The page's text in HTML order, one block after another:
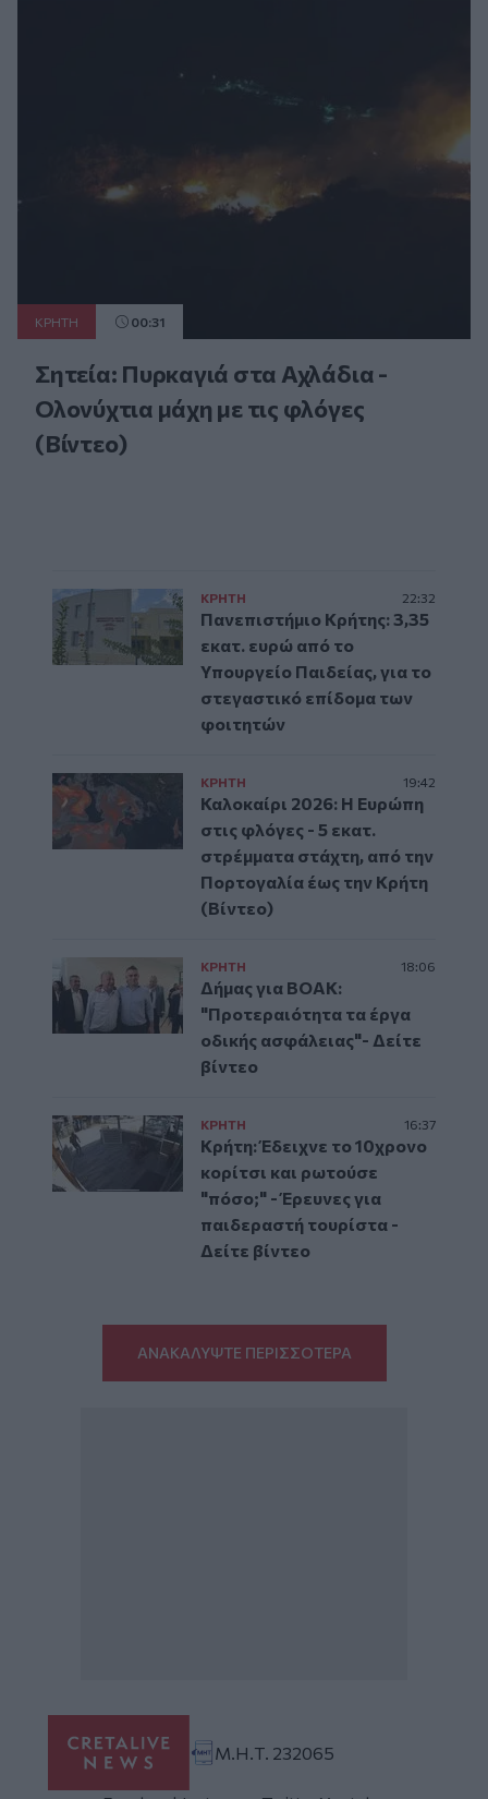
ΚΡΗΤΗ 00:31
Σητεία: Πυρκαγιά στα Αχλάδια -
Ολονύχτια μάχη με τις φλόγες
(Βίντεο)
ΚΡΗΤΗ 22:32
Πανεπιστήμιο Κρήτης: 3,35
εκατ. ευρώ από το
Υπουργείο Παιδείας, για το
στεγαστικό επίδομα των
φοιτητών
ΚΡΗΤΗ 19:42
Καλοκαίρι 2026: Η Ευρώπη
στις φλόγες - 5 εκατ.
στρέμματα στάχτη, από την
Πορτογαλία έως την Κρήτη
(Βίντεο)
ΚΡΗΤΗ 18:06
Δήμας για ΒΟΑΚ:
"Προτεραιότητα τα έργα
οδικής ασφάλειας"- Δείτε
βίντεο
ΚΡΗΤΗ 16:37
Κρήτη: Έδειχνε το 10χρονο
κορίτσι και ρωτούσε
"πόσο;" - Έρευνες για
παιδεραστή τουρίστα -
Δείτε βίντεο
ΑΝΑΚΑΛΥΨΤΕ ΠΕΡΙΣΣΟΤΕΡΑ
Μ.Η.Τ. 232065